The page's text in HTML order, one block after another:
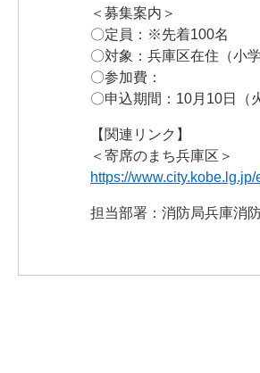
＜募集案内＞
〇定員：※先着100名
〇対象：兵庫区在住（小学
〇参加費：
〇申込期間：10月10日（
【関連リンク】
＜寄席のまち兵庫区＞
https://
担当部署：消防局兵庫消